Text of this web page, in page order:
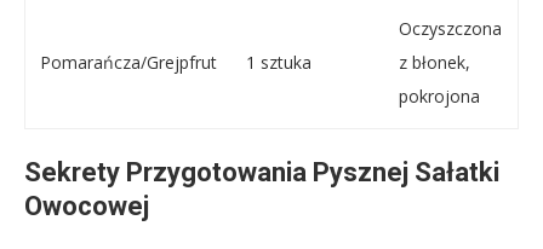
Pomarańcza/Grejpfrut 1 sztuka
Oczyszczona
z błonek,
pokrojona
Sekrety Przygotowania Pysznej Sałatki
Owocowej